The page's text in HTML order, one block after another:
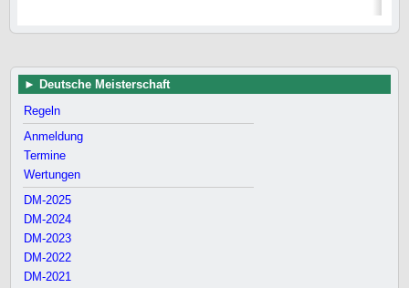
Deutsche Meisterschaft
Regeln
Anmeldung
Termine
Wertungen
DM-2025
DM-2024
DM-2023
DM-2022
DM-2021